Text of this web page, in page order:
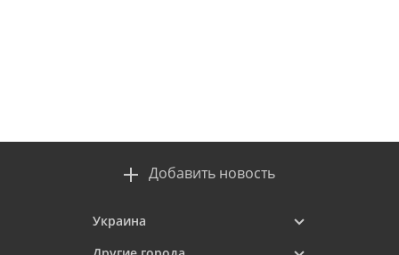
Добавить новость
Украина